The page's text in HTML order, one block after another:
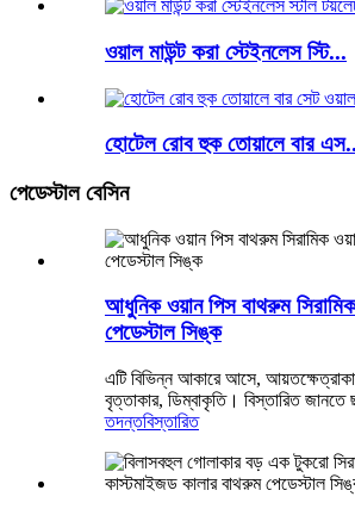
ওয়াল মাউন্ট করা স্টেইনলেস স্টি...
হোটেল রোব হুক তোয়ালে বার
পেডেস্টাল বেসিন
আধুনিক ওয়ান পিস বাথরুম
পেডেস্টাল সিঙ্ক
এটি বিভিন্ন আকারে আসে,
বৃত্তাকার, ডিম্বাকৃতি। বিস্তারিত জানতে
তদন্তবিস্তারিত